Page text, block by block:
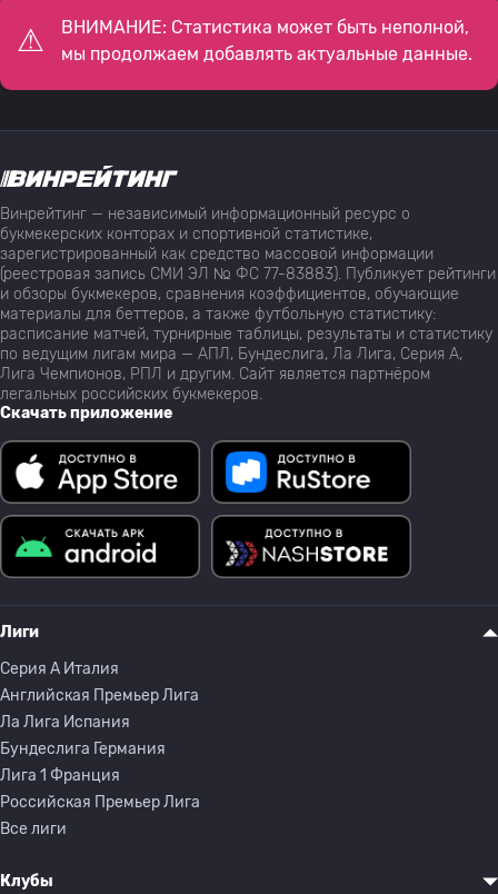
ВНИМАНИЕ: Статистика может быть неполной,
мы продолжаем добавлять актуальные данные.
Винрейтинг — независимый информационный ресурс о
букмекерских конторах и спортивной статистике,
зарегистрированный как средство массовой информации
(реестровая запись СМИ ЭЛ № ФС 77-83883). Публикует рейтинги
и обзоры букмекеров, сравнения коэффициентов, обучающие
материалы для беттеров, а также футбольную статистику:
расписание матчей, турнирные таблицы, результаты и статистику
по ведущим лигам мира — АПЛ, Бундеслига, Ла Лига, Серия А,
Лига Чемпионов, РПЛ и другим. Сайт является партнёром
легальных российских букмекеров.
Скачать приложение
Лиги
Серия A Италия
Английская Премьер Лига
Ла Лига Испания
Бундеслига Германия
Лига 1 Франция
Российская Премьер Лига
Все лиги
Клубы